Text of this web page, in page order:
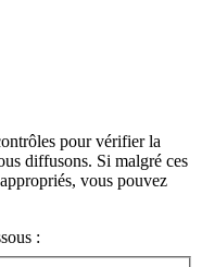
pour vérifier la
diffusons. Si malgré ces
vous pouvez
: